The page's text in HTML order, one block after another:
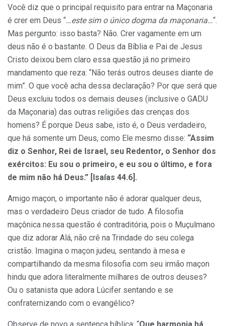
Você diz que o principal requisito para entrar na Maçonaria
é crer em Deus “…este sim o único dogma da maçonaria…“.
Mas pergunto: isso basta? Não. Crer vagamente em um
deus não é o bastante. O Deus da Bíblia e Pai de Jesus
Cristo deixou bem claro essa questão já no primeiro
mandamento que reza: “Não terás outros deuses diante de
mim”. O que você acha dessa declaração? Por que será que
Deus excluiu todos os demais deuses (inclusive o GADU
da Maçonaria) das outras religiões das crenças dos
homens? É porque Deus sabe, isto é, o Deus verdadeiro,
que há somente um Deus, como Ele mesmo disse: “Assim
diz o Senhor, Rei de Israel, seu Redentor, o Senhor dos
exércitos: Eu sou o primeiro, e eu sou o último, e fora
de mim não há Deus.” [Isaías 44.6].
Amigo maçon, o importante não é adorar qualquer deus,
mas o verdadeiro Deus criador de tudo. A filosofia
maçônica nessa questão é contraditória, pois o Muçulmano
que diz adorar Alá, não crê na Trindade do seu colega
cristão. Imagina o maçon judeu, sentando à mesa e
compartilhando da mesma filosofia com seu irmão maçon
hindu que adora literalmente milhares de outros deuses?
Ou o satanista que adora Lúcifer sentando e se
confraternizando com o evangélico?
Observe de novo a sentença bíblica: “Que harmonia há